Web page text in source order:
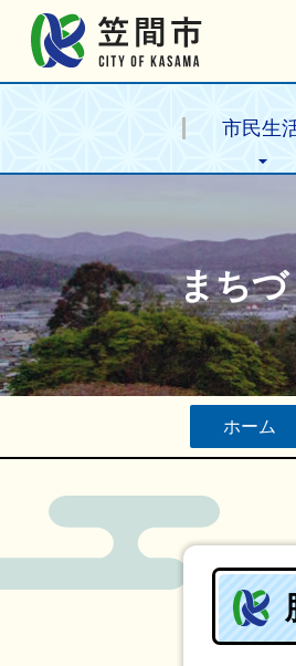
市民生
まち
ホーム